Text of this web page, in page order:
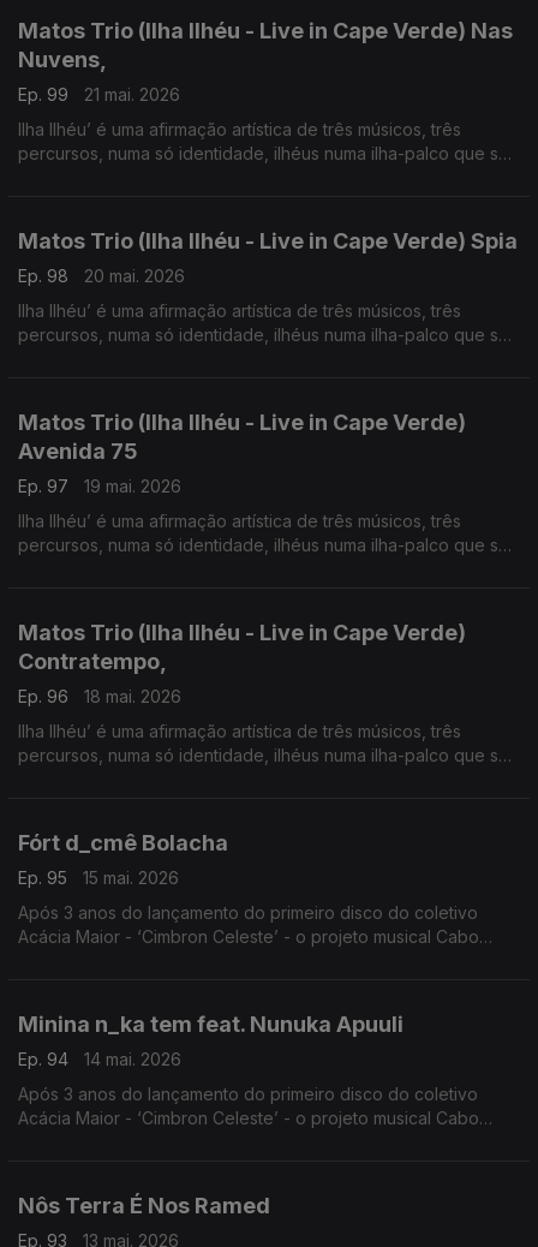
Matos Trio (Ilha Ilhéu - Live in Cape Verde) Nas
Nuvens,
Ep. 99
21 mai. 2026
Ilha Ilhéu’ é uma afirmação artística de três músicos, três
percursos, numa só identidade, ilhéus numa ilha-palco que se
Matos Trio (Ilha Ilhéu - Live in Cape Verde) Spia
Ep. 98
20 mai. 2026
Ilha Ilhéu’ é uma afirmação artística de três músicos, três
percursos, numa só identidade, ilhéus numa ilha-palco que se
Matos Trio (Ilha Ilhéu - Live in Cape Verde)
Avenida 75
Ep. 97
19 mai. 2026
Ilha Ilhéu’ é uma afirmação artística de três músicos, três
percursos, numa só identidade, ilhéus numa ilha-palco que se
Matos Trio (Ilha Ilhéu - Live in Cape Verde)
Contratempo,
Ep. 96
18 mai. 2026
Ilha Ilhéu’ é uma afirmação artística de três músicos, três
percursos, numa só identidade, ilhéus numa ilha-palco que se
Fórt d_cmê Bolacha
Ep. 95
15 mai. 2026
Após 3 anos do lançamento do primeiro disco do coletivo
Acácia Maior - ‘Cimbron Celeste’ - o projeto musical Cabo
Minina n_ka tem feat. Nunuka Apuuli
Ep. 94
14 mai. 2026
Após 3 anos do lançamento do primeiro disco do coletivo
Acácia Maior - ‘Cimbron Celeste’ - o projeto musical Cabo
Nôs Terra É Nos Ramed
Ep. 93
13 mai. 2026